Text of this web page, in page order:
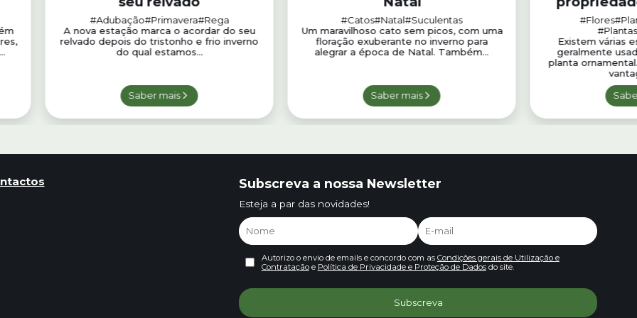
#Adubação#Primavera#Rega
A nova estação marca o acordar do seu
relvado depois do tristonho e frio inverno
do qual estamos...
Saber mais
#Catos#Natal#Suculentas
Um maravilhoso cato sem picos, com uma
floração exuberante no inverno para
alegrar a época de Natal. Também...
Saber mais
#Flores
Existem várias
geralmente
planta
Subscreva a nossa Newsletter
Esteja a par das novidades!
Autorizo o envio de emails e concordo com as Condições gerais de Utilização e
Contrataçãoe Política de Privacidade e Proteção de Dadosdo site.